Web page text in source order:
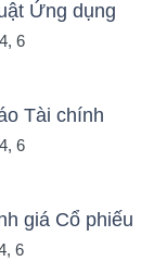
Ứng dụng
6
Tài chính
6
giá Cổ phiếu
6